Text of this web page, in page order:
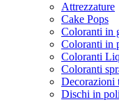
Attrezzature
Cake Pops
Coloranti in
Coloranti in
Coloranti
Coloranti
Decorazioni
Dischi in